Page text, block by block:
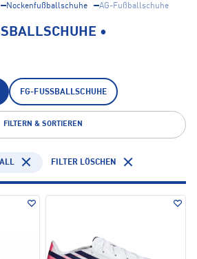
Nockenfußballschuhe AG-Fußballschuhe
• F
FG-FUSSBALLSCHUHE
FILTERN & SORTIEREN
FILTER LÖSCHEN